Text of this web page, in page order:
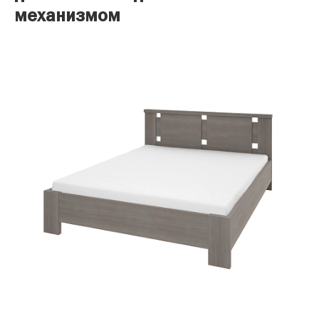
механизмом